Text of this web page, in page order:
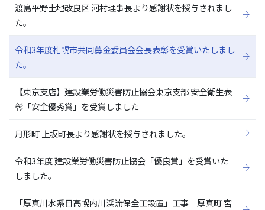
渡島平野土地改良区 河村理事長より感謝状を授与されまし
た。
令和3年度札幌市共同募金委員会会長表彰を受賞いたしまし
た。
【東京支店】建設業労働災害防止協会東京支部 安全衛生表
彰「安全優秀賞」を受賞しました
月形町 上坂町長より感謝状を授与されました。
令和3年度 建設業労働災害防止協会「優良賞」を受賞いた
しました。
「厚真川水系日高幌内川渓流保全工設置」工事 厚真町 宮